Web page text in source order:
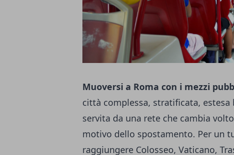
Muoversi a Roma con i mezzi
città complessa, stratificata,
servita da una rete che cambia
motivo dello spostamento. Per un
raggiungere Colosseo, Vaticano,